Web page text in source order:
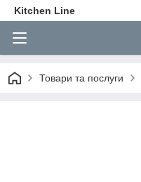
Kitchen Line
Товари та послуги